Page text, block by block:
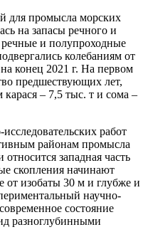
для промысла морских
на запасы речного и
речные и полупроходные
колебаниям от
конец 2021 г. На первом
предшествующих лет,
– 7,5 тыс. т и сома –
работ
районам промысла
западная часть
скопления начинают
от изобаты 30 м и глубже и
научно-
состояние
разноглубинными